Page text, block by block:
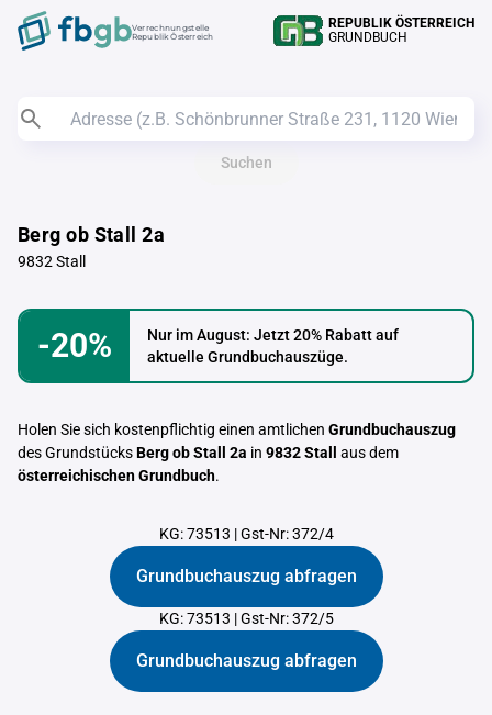
Verrechnungstelle
Republik Österreich
REPUBLIK ÖSTERREICH
GRUNDBUCH
Suchen
Berg ob Stall 2a
9832 Stall
-20%
Nur im August: Jetzt 20% Rabatt auf
aktuelle Grundbuchauszüge.
Holen Sie sich kostenpflichtig einen amtlichen Grundbuchauszug
des GrundstücksBerg ob Stall 2a in 9832 Stall
aus dem
österreichischen Grundbuch.
KG: 73513 |Gst-Nr: 372/4
Grundbuchauszug abfragen
KG: 73513 |Gst-Nr: 372/5
Grundbuchauszug abfragen